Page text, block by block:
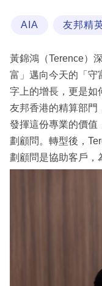
生
活
時
事
專
欄
AIA 友邦精
黃錦鴻（Terence）
富」邁向今天的「守
字上的增長，更是如
友邦香港的精算部門
發揮這份專業的價值
劃顧問。轉型後，
劃顧問是協助客戶，